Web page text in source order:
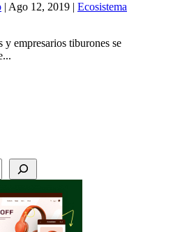
Ago 12, 2019
Ecosistema
y empresarios tiburones se